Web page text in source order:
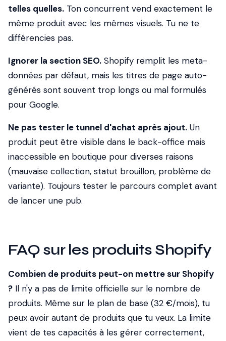
telles quelles. Ton concurrent vend exactement le
même produit avec les mêmes visuels. Tu ne te
différencies pas.
Ignorer la section SEO. Shopify remplit les meta-
données par défaut, mais les titres de page auto-
générés sont souvent trop longs ou mal formulés
pour Google.
Ne pas tester le tunnel d'achat après ajout. Un
produit peut être visible dans le back-office mais
inaccessible en boutique pour diverses raisons
(mauvaise collection, statut brouillon, problème de
variante). Toujours tester le parcours complet avant
de lancer une pub.
FAQ sur les produits Shopify
Combien de produits peut-on mettre sur Shopify
? Il n'y a pas de limite officielle sur le nombre de
produits. Même sur le plan de base (32 €/mois), tu
peux avoir autant de produits que tu veux. La limite
vient de tes capacités à les gérer correctement,